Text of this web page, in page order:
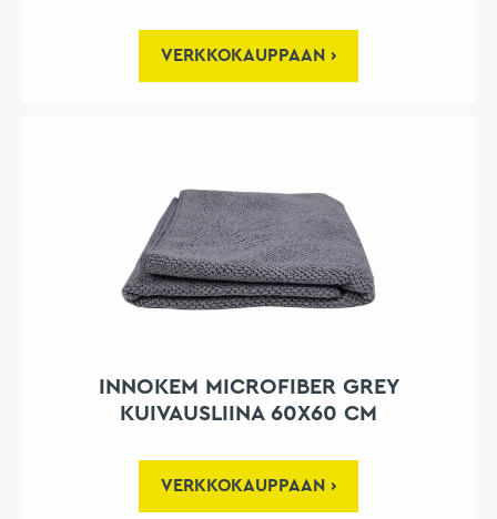
VERKKOKAUPPAAN
INNOKEM MICROFIBER GREY
KUIVAUSLIINA 60X60 CM
VERKKOKAUPPAAN